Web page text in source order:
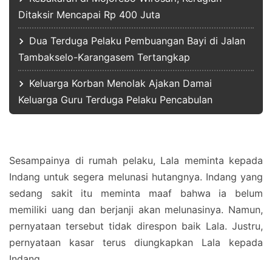
Ditaksir Mencapai Rp 400 Juta
Dua Terduga Pelaku Pembuangan Bayi di Jalan
Tambakselo-Karangasem Tertangkap
Keluarga Korban Menolak Ajakan Damai
Keluarga Guru Terduga Pelaku Pencabulan
Sesampainya di rumah pelaku, Lala meminta kepada
Indang untuk segera melunasi hutangnya. Indang yang
sedang sakit itu meminta maaf bahwa ia belum
memiliki uang dan berjanji akan melunasinya. Namun,
pernyataan tersebut tidak direspon baik Lala. Justru,
pernyataan kasar terus diungkapkan Lala kepada